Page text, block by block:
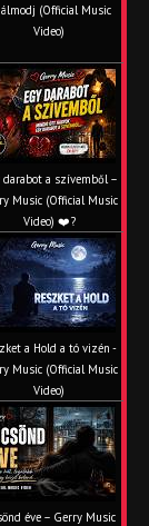
(Official Music
Video)
darabot a szívemből –
Music (Official Music
Video) ❤️?
a Hold a tó vizén -
Music (Official Music
Video)
éve – Gerry Music